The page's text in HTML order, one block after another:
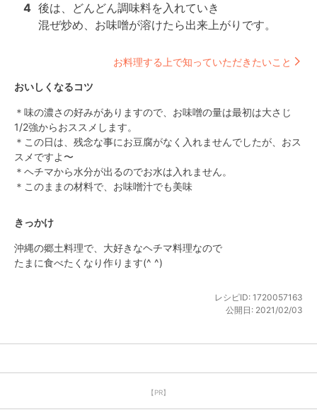
4 後は、どんどん調味料を入れていき
混ぜ炒め、お味噌が溶けたら出来上がりです。
お料理する上で知っていただきたいこと
おいしくなるコツ
＊味の濃さの好みがありますので、お味噌の量は最初は大さじ
1/2強からおススメします。
＊この日は、残念な事にお豆腐がなく入れませんでしたが、おス
スメですよ〜
＊ヘチマから水分が出るのでお水は入れません。
＊このままの材料で、お味噌汁でも美味
きっかけ
沖縄の郷土料理で、大好きなヘチマ料理なので
たまに食べたくなり作ります(^ ^)
レシピID: 1720057163
公開日: 2021/02/03
【PR】